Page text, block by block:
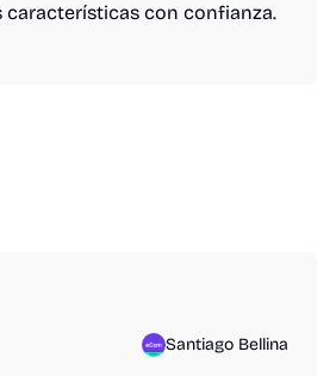
características con confianza.
Santiago Bellina